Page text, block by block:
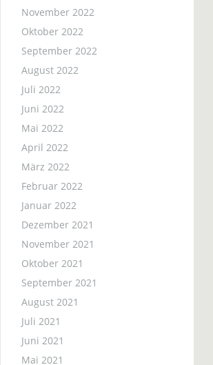
November 2022
Oktober 2022
September 2022
August 2022
Juli 2022
Juni 2022
Mai 2022
April 2022
März 2022
Februar 2022
Januar 2022
Dezember 2021
November 2021
Oktober 2021
September 2021
August 2021
Juli 2021
Juni 2021
Mai 2021